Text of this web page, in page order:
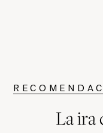
La ira